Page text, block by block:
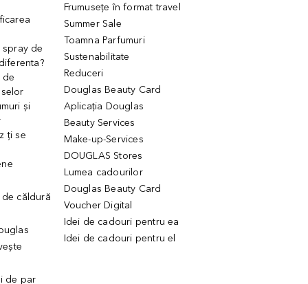
spray de
de
și
ți se
căldură
de par
Frumusețe în format travel
Summer Sale
Toamna Parfumuri
Sustenabilitate
Reduceri
Douglas Beauty Card
Aplicația Douglas
Beauty Services
Make-up-Services
DOUGLAS Stores
Lumea cadourilor
Douglas Beauty Card
Voucher Digital
Idei de cadouri pentru ea
Idei de cadouri pentru el